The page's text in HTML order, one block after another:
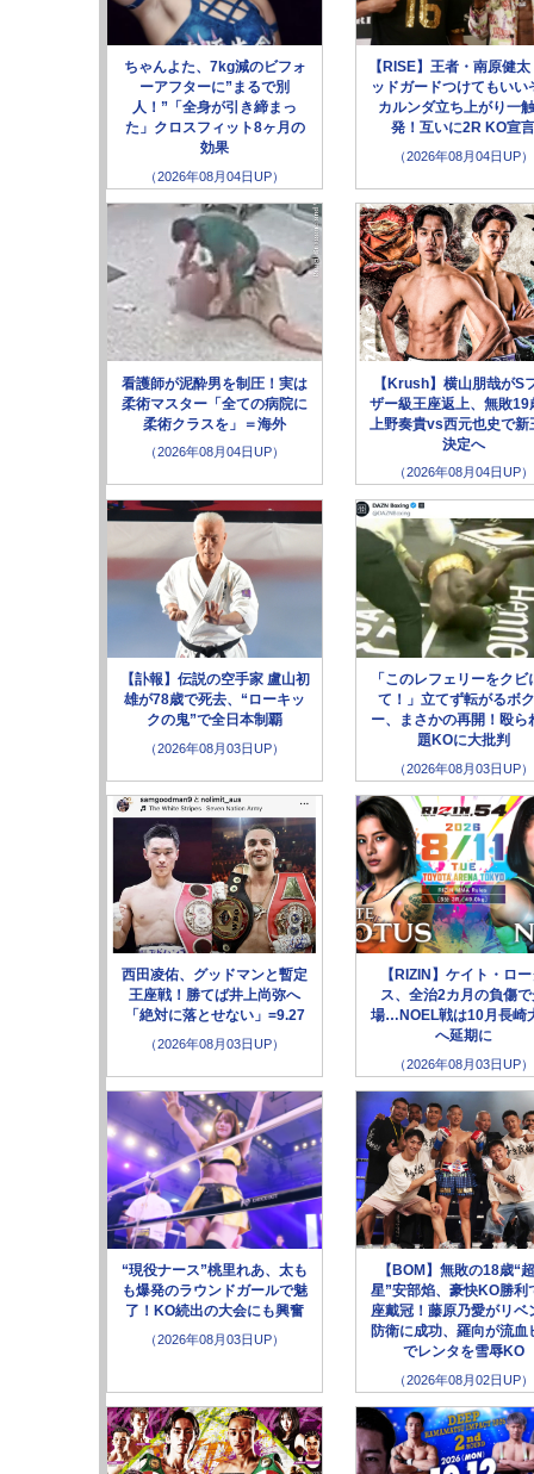
ちゃんよた、7kg減のビフォ
ーアフターに”まるで別
人！”「全身が引き締まっ
た」クロスフィット8ヶ月の
効果
（2026年08月04日UP）
【RISE】王者・南原健太
ッドガードつけてもいい
カルンダ立ち上がり一
発！互いに2R KO宣
（2026年08月04日UP）
看護師が泥酔男を制圧！実は
柔術マスター「全ての病院に
柔術クラスを」＝海外
（2026年08月04日UP）
【Krush】横山朋哉がS
ザー級王座返上、無敗19
上野奏貴vs西元也史で新
決定へ
（2026年08月04日UP）
【訃報】伝説の空手家 盧山初
雄が78歳で死去、“ローキッ
クの鬼”で全日本制覇
（2026年08月03日UP）
「このレフェリーをクビ
て！」立てず転がるボ
ー、まさかの再開！殴ら
題KOに大批判
（2026年08月03日UP）
西田凌佑、グッドマンと暫定
王座戦！勝てば井上尚弥へ
「絶対に落とせない」=9.27
（2026年08月03日UP）
【RIZIN】ケイト・ロ
ス、全治2カ月の負傷
場…NOEL戦は10月長崎
へ延期に
（2026年08月03日UP）
“現役ナース”桃里れあ、太も
も爆発のラウンドガールで魅
了！KO続出の大会にも興奮
（2026年08月03日UP）
【BOM】無敗の18歳“
星”安部焰、豪快KO勝利
座戴冠！藤原乃愛がリベ
防衛に成功、羅向が流血
でレンタを雪辱KO
（2026年08月02日UP）